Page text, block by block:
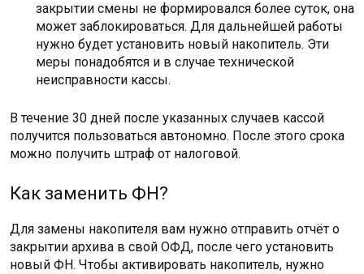
закрытии смены не формировался более суток, она
может заблокироваться. Для дальнейшей работы
нужно будет установить новый накопитель. Эти
меры понадобятся и в случае технической
неисправности кассы.
В течение 30 дней после указанных случаев кассой
получится пользоваться автономно. После этого срока
можно получить штраф от налоговой.
Как заменить ФН?
Для замены накопителя вам нужно отправить отчёт о
закрытии архива в свой ОФД, после чего установить
новый ФН. Чтобы активировать накопитель, нужно